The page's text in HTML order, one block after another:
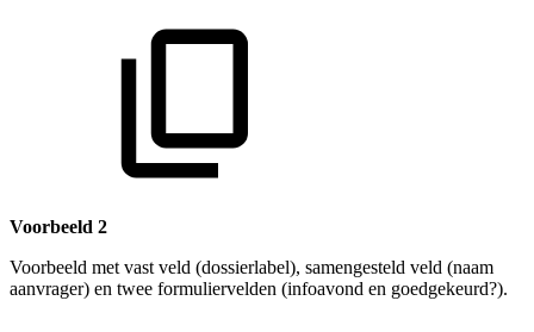
Voorbeeld 2
Voorbeeld met vast veld (dossierlabel), samengesteld veld (naam
aanvrager) en twee formuliervelden (infoavond en goedgekeurd?).